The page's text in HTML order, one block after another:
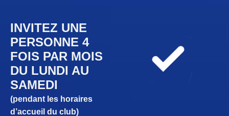
INVITEZ UNE
PERSONNE 4
FOIS PAR MOIS
DU LUNDI AU
SAMEDI
(pendant les horaires
d’accueil du club)